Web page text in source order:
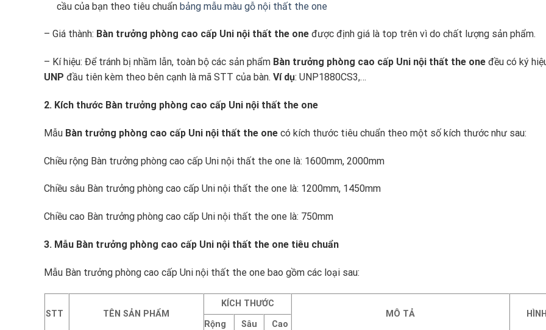
cầu của bạn theo tiêu chuẩn bảng mẫu màu gỗ nội thất the one
– Giá thành: Bàn trưởng phòng cao cấp Uni nội thất the one được định giá là top trên vì do chất lượng sản phẩm.
– Kí hiệu: Để tránh bị nhầm lẫn, toàn bộ các sản phẩm Bàn trưởng phòng cao cấp Uni nội thất the one đều có ký
UNP đầu tiên kèm theo bên cạnh là mã STT của bàn. Ví dụ: UNP1880CS3,…
2. Kích thước Bàn trưởng phòng cao cấp Uni nội thất the one
Mẫu Bàn trưởng phòng cao cấp Uni nội thất the one có kích thước tiêu chuẩn theo một số kích thước như sau:
Chiều rộng Bàn trưởng phòng cao cấp Uni nội thất the one là: 1600mm, 2000mm
Chiều sâu Bàn trưởng phòng cao cấp Uni nội thất the one là: 1200mm, 1450mm
Chiều cao Bàn trưởng phòng cao cấp Uni nội thất the one là: 750mm
3. Mẫu Bàn trưởng phòng cao cấp Uni nội thất the one tiêu chuẩn
Mẫu Bàn trưởng phòng cao cấp Uni nội thất the one bao gồm các loại sau:
STT TÊN SẢN PHẨM
KÍCH THƯỚC
MÔ TẢ
Rộng
Sâu Cao